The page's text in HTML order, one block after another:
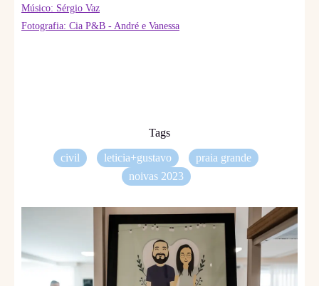
Músico: Sérgio Vaz
Fotografia: Cia P&B - André e Vanessa
Tags
civil leticia+gustavo
praia grande
noivas 2023